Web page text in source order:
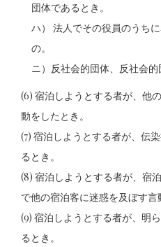
団体であるとき。
ハ） 法人でその役員のうち
の。
ニ）反社会的団体、反社会的
(6) 宿泊しようとする者が、他
動をしたとき。
(7) 宿泊しようとする者が、伝
るとき。
(8) 宿泊しようとする者が、宿
で他の宿泊客に迷惑を及ぼす言
(9) 宿泊しようとする者が、明
るとき。